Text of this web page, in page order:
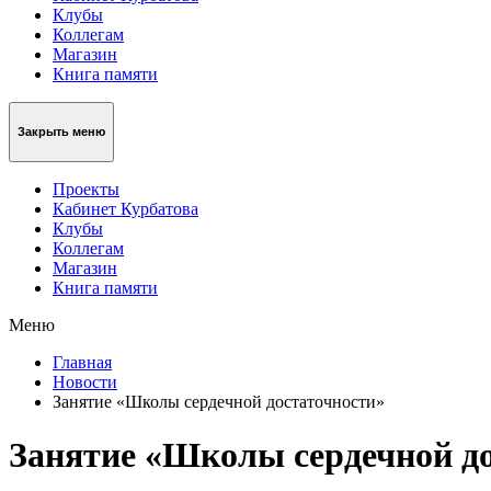
Клубы
Коллегам
Магазин
Книга памяти
Закрыть меню
Проекты
Кабинет Курбатова
Клубы
Коллегам
Магазин
Книга памяти
Меню
Главная
Новости
Занятие «Школы сердечной достаточности»
Занятие «Школы сердечной